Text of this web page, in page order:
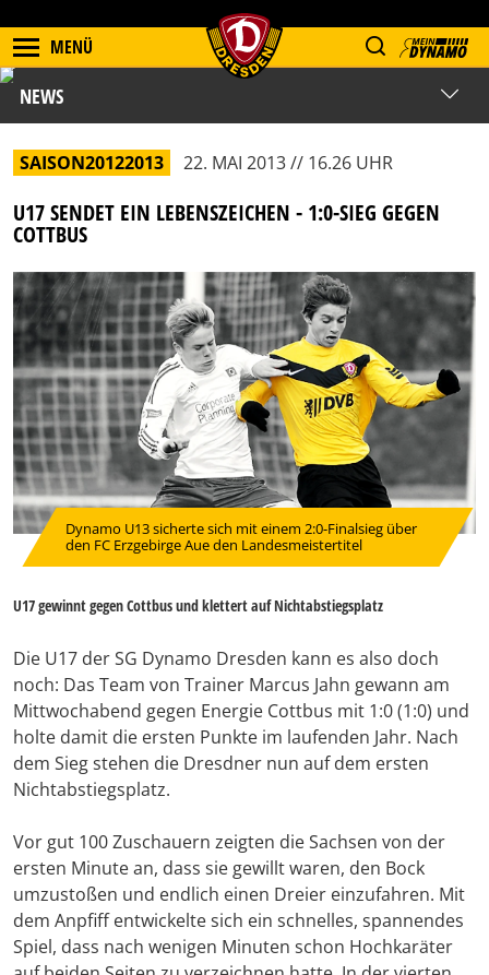
MENÜ
NEWS
SAISON20122013 22. MAI 2013 // 16.26 UHR
U17 SENDET EIN LEBENSZEICHEN - 1:0-SIEG GEGEN
COTTBUS
Dynamo U13 sicherte sich mit einem 2:0-Finalsieg über
den FC Erzgebirge Aue den Landesmeistertitel
U17 gewinnt gegen Cottbus und klettert auf Nichtabstiegsplatz
Die U17 der SG Dynamo Dresden kann es also doch
noch: Das Team von Trainer Marcus Jahn gewann am
Mittwochabend gegen Energie Cottbus mit 1:0 (1:0) und
holte damit die ersten Punkte im laufenden Jahr. Nach
dem Sieg stehen die Dresdner nun auf dem ersten
Nichtabstiegsplatz.
Vor gut 100 Zuschauern zeigten die Sachsen von der
ersten Minute an, dass sie gewillt waren, den Bock
umzustoßen und endlich einen Dreier einzufahren. Mit
dem Anpfiff entwickelte sich ein schnelles, spannendes
Spiel, dass nach wenigen Minuten schon Hochkaräter